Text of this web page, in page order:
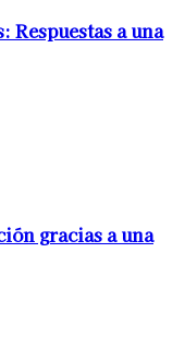
a una
gracias a una